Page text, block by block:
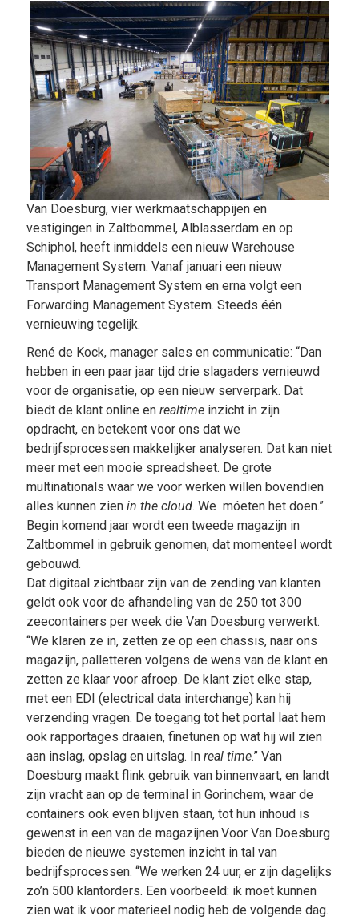
Van Doesburg, vier werkmaatschappijen en
vestigingen in Zaltbommel, Alblasserdam en op
Schiphol, heeft inmiddels een nieuw Warehouse
Management System. Vanaf januari een nieuw
Transport Management System en erna volgt een
Forwarding Management System. Steeds één
vernieuwing tegelijk.
René de Kock, manager sales en communicatie: “Dan
hebben in een paar jaar tijd drie slagaders vernieuwd
voor de organisatie, op een nieuw serverpark. Dat
biedt de klant online en realtimeinzicht in zijn
opdracht, en betekent voor ons dat we
bedrijfsprocessen makkelijker analyseren. Dat kan niet
meer met een mooie spreadsheet. De grote
multinationals waar we voor werken willen bovendien
alles kunnen zien in the cloud. We móeten het doen.”
Begin komend jaar wordt een tweede magazijn in
Zaltbommel in gebruik genomen, dat momenteel wordt
gebouwd.
Dat digitaal zichtbaar zijn van de zending van klanten
geldt ook voor de afhandeling van de 250 tot 300
zeecontainers per week die Van Doesburg verwerkt.
“We klaren ze in, zetten ze op een chassis, naar ons
magazijn, palletteren volgens de wens van de klant en
zetten ze klaar voor afroep. De klant ziet elke stap,
met een EDI (electrical data interchange) kan hij
verzending vragen. De toegang tot het portal laat hem
ook rapportages draaien, finetunen op wat hij wil zien
aan inslag, opslag en uitslag. In real time.” Van
Doesburg maakt flink gebruik van binnenvaart, en landt
zijn vracht aan op de terminal in Gorinchem, waar de
containers ook even blijven staan, tot hun inhoud is
gewenst in een van de magazijnen.Voor Van Doesburg
bieden de nieuwe systemen inzicht in tal van
bedrijfsprocessen. “We werken 24 uur, er zijn dagelijks
zo’n 500 klantorders. Een voorbeeld: ik moet kunnen
zien wat ik voor materieel nodig heb de volgende dag.